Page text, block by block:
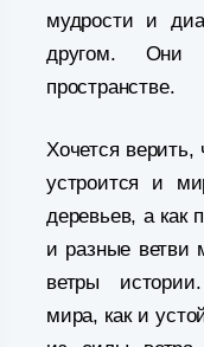
мудрости и
другом.
пространстве.
Хочется
устроится и
деревьев, а как
и разные ветви
ветры
мира, как и